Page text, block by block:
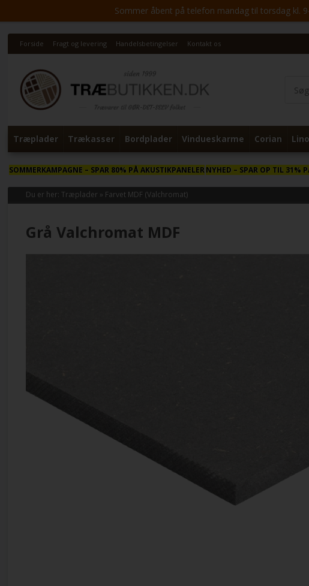
Sommer åbent på telefon mandag til torsdag kl.
Forside Fragt og levering Handelsbetingelser Kontakt os
Træplader Trækasser Bordplader Vindueskarme Corian
SOMMERKAMPAGNE – SPAR 80% PÅ AKUSTIKPANELERNYHED – SPAR OP TIL 31%
Du er her:Træplader » Farvet MDF (Valchromat)
Grå Valchromat MDF